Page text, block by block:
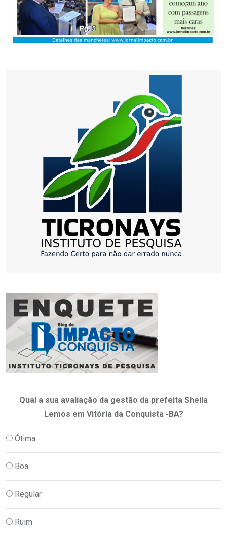
Qual a sua avaliação da gestão da prefeita Sheila
Lemos em Vitória da Conquista -BA?
Ótima
Boa
Regular
Ruim